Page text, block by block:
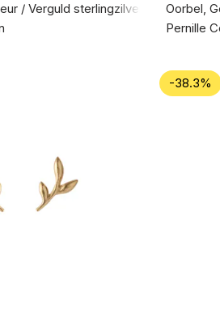
/ Verguld sterlingzilver 925Oorbel,
Pernille
-38.3%